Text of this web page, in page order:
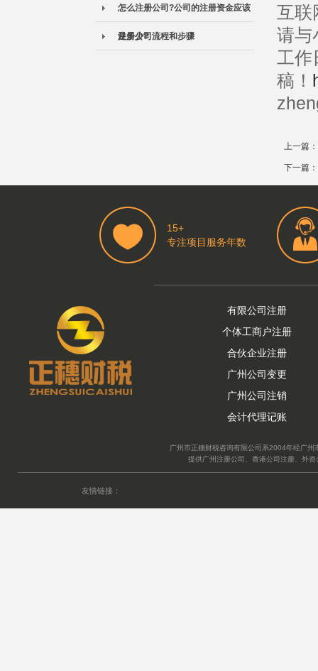
怎么注册公司?公司的注册资金应该
是多少?
注册公司流程和步骤
互联
请与
工作
稿！
上一篇：
下一篇：
15+
专注项目服务年数
有限公司注册
个体工商户注册
合伙企业注册
广州公司变更
广州公司注销
会计代理记账
广州市正穗财税咨询有限公司系2004年经广
提供广州注册公司、香港公司注册、外
友情链接：